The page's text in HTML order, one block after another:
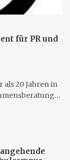
für PR und
als 20 Jahren in